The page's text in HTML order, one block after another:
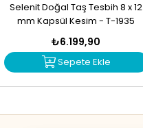
Selenit Doğal Taş Tesbih 8 x 12
mm Kapsül Kesim - T-1935
₺6.199,90
Sepete Ekle